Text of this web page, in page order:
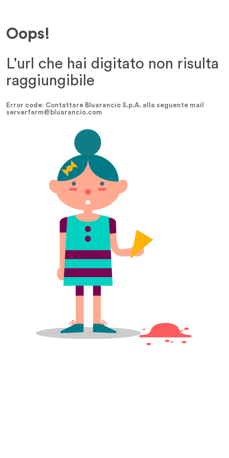
Oops!
L'url che hai digitato non risulta
raggiungibile
Error code: Contattare Bluarancio S.p.A. alla seguente mail
serverfarm@bluarancio.com